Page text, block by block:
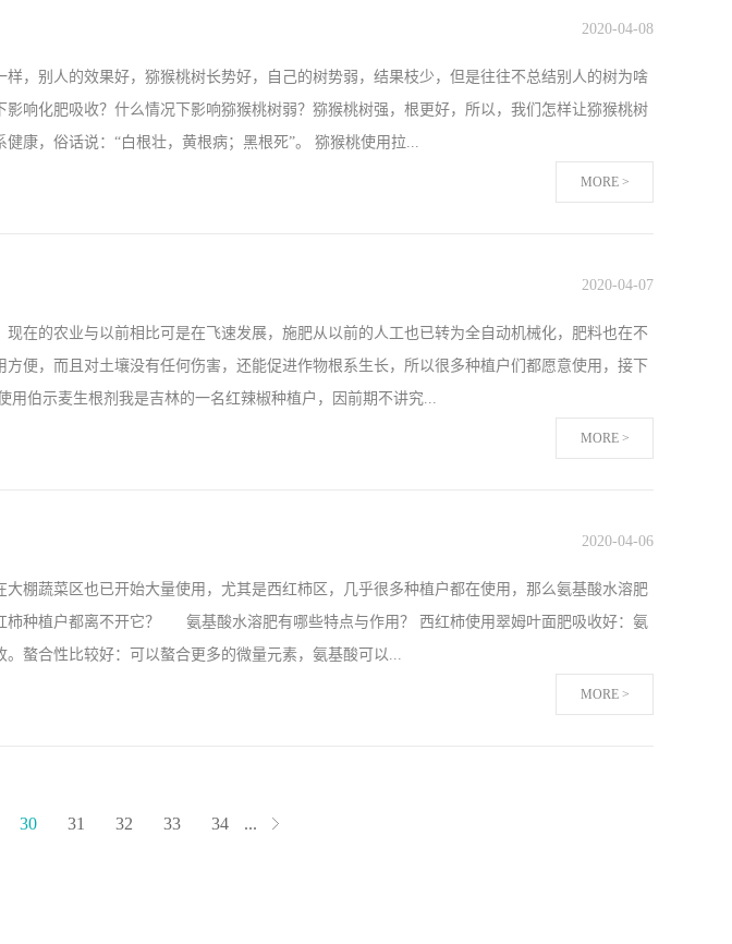
出芽期可以使用翠姆根碧多来促进根系生长，近三股叉期使用翠姆高磷颗粒水溶肥进行冲施，
在大姜上的使用方法，仅供参考，大姜在河北，山东等地区种植面积都挺大，也希望姜农朋友
肥，但是大化肥目前在市场上零增长，而且几乎是负增长，所以我们也看到了水溶肥在市场上
，嫩姜，老姜，沙姜，南姜等等。但是颗粒水溶肥是不挑品种的，所有品种的大姜都可以使
，别人的效果好，猕猴桃树长势好，自己的树势弱，结果枝少，但是往往不总结别人的树为啥
响化肥吸收？什么情况下影响猕猴桃树弱？猕猴桃树强，根更好，所以，我们怎样让猕猴桃树
康，俗话说：“白根壮，黄根病；黑根死”。 猕猴桃使用拉...
了就成了肥害，肥料不但没有起到好的作用，还对根系造成了伤害，所以在施肥前，可以先刨
家的猕猴桃树一样，叶片泛黄，树势弱，使用伯示麦生根剂+微生物菌剂后，树势不仅变好
这么好的猕猴桃，张师傅对于效果也非常的满意。 猕猴桃使用拉姆拉伯示麦生根剂魏师傅在他
比试验，虽然说使用普通的复合肥要比使用伯示麦生根剂少花了3０块钱，但当被问到实验对
2020-04-08
MORE >
在的农业与以前相比可是在飞速发展，施肥从以前的人工也已转为全自动机械化，肥料也在不
便，而且对土壤没有任何伤害，还能促进作物根系生长，所以很多种植户们都愿意使用，接下
用伯示麦生根剂我是吉林的一名红辣椒种植户，因前期不讲究...
对于滴灌肥自己也是什么也不懂，就询问身边的朋友是如何选择滴灌肥的，了解到他们一直都
，辣椒须根明显增多，而且仔细观察还能看出来土壤也比以前疏松了许多，叶子也要比为使用
壮，整体长势都要比使用前的辣椒苗好。 辣椒使用伯示麦生根剂伯示麦生根剂在辣椒上使用效
己亲身体验过才知道，产品值得信赖，以上就是我一个辣椒种植户的分享，还用更多产品专业
2020-04-07
MORE >
棚蔬菜区也已开始大量使用，尤其是西红柿区，几乎很多种植户都在使用，那么氨基酸水溶肥
柿种植户都离不开它？ 氨基酸水溶肥有哪些特点与作用？ 西红柿使用翠姆叶面肥吸收好：氨
螯合性比较好：可以螯合更多的微量元素，氨基酸可以...
）。氨基酸水溶肥西红柿上使用，在提供蛋白质的同时，还能提供养分和能量。氨基酸能钝化
2020-04-06
MORE >
30 31 32 33 34 ...